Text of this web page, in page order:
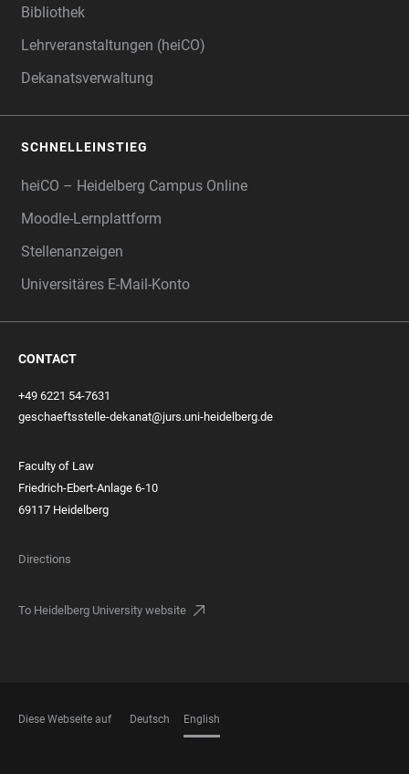
Bibliothek
Lehrveranstaltungen (heiCO)
Dekanatsverwaltung
SCHNELLEINSTIEG
heiCO – Heidelberg Campus Online
Moodle-Lernplattform
Stellenanzeigen
Universitäres E-Mail-Konto
CONTACT
+49 6221 54-7631
geschaeftsstelle-dekanat@jurs.uni-heidelberg.de
Faculty of Law
Friedrich-Ebert-Anlage 6-10
69117 Heidelberg
Directions
To Heidelberg University website
Diese Webseite auf Deutsch English